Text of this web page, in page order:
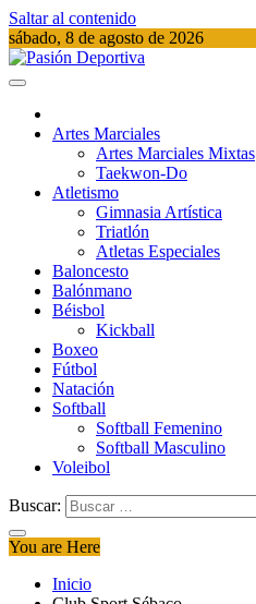
Saltar al contenido
sábado, 8 de agosto de 2026
Artes Marciales
Artes Marciales Mixtas
Taekwon-Do
Atletismo
Gimnasia Artística
Triatlón​
Atletas Especiales
Baloncesto
Balónmano
Béisbol
Kickball​
Boxeo
Fútbol
Natación​
Softball​
Softball​ Femenino
Softball​ Masculino
Voleibol​
Buscar:
You are Here
Inicio